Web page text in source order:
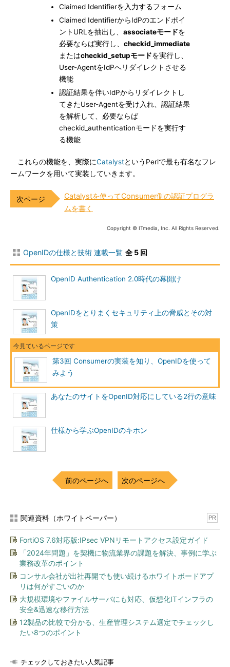
Claimed Identifierを入力するフォーム
Claimed IdentifierからIdPのエンドポイ
ントURLを抽出し、 associateモードを
必要ならば実行し、 checkid_immediate
またはcheckid_setupモードを実行し、
User-AgentをIdPへリダイレクトさせる
機能
認証結果を伴いIdPからリダイレクトし
てきたUser-Agentを受け入れ、認証結果
を解析して、必要ならば
checkid_authenticationモードを実行す
る機能
これらの機能を、実際にCatalystというPerlで最も有名なフレ
ームワークを用いて実装していきます。
Catalystを使ってConsumer側の認証プログラ
ムを書く
Copyright © ITmedia, Inc. All Rights Reserved.
OpenIDの仕様と技術 連載一覧 全 5 回
OpenID Authentication 2.0時代の幕開け
OpenIDをとりまくセキュリティ上の脅威とその対
策
第3回 Consumerの実装を知り、OpenIDを使って
みよう
あなたのサイトをOpenID対応にしている2行の意味
仕様から学ぶOpenIDのキホン
前のページへ 次のページへ
関連資料（ホワイトペーパー） PR
FortiOS 7.6対応版:IPsec VPNリモートアクセス設定ガイド
「2024年問題」を契機に物流業界の課題を解決、事例に学ぶ
業務改革のポイント
コンサル会社が出社再開でも使い続けるホワイトボードアプ
リは何がすごいのか
大規模環境やファイルサーバにも対応、仮想化ITインフラの
安全&迅速な移行方法
12製品の比較で分かる、生産管理システム選定でチェックし
たい8つのポイント
チェックしておきたい人気記事